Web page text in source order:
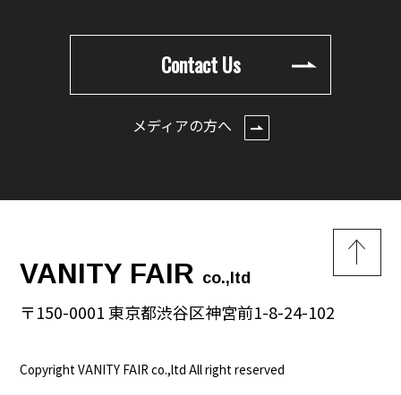
Contact Us
メディアの方へ
VANITY FAIR co.,ltd
〒150-0001 東京都渋谷区神宮前1-8-24-102
Copyright VANITY FAIR co.,ltd All right reserved